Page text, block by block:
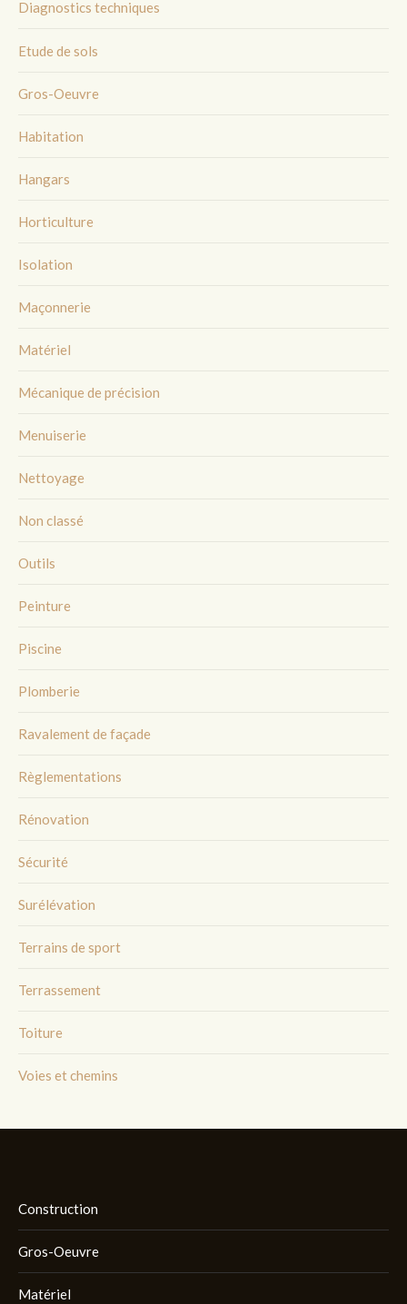
Diagnostics techniques
Etude de sols
Gros-Oeuvre
Habitation
Hangars
Horticulture
Isolation
Maçonnerie
Matériel
Mécanique de précision
Menuiserie
Nettoyage
Non classé
Outils
Peinture
Piscine
Plomberie
Ravalement de façade
Règlementations
Rénovation
Sécurité
Surélévation
Terrains de sport
Terrassement
Toiture
Voies et chemins
Construction
Gros-Oeuvre
Matériel